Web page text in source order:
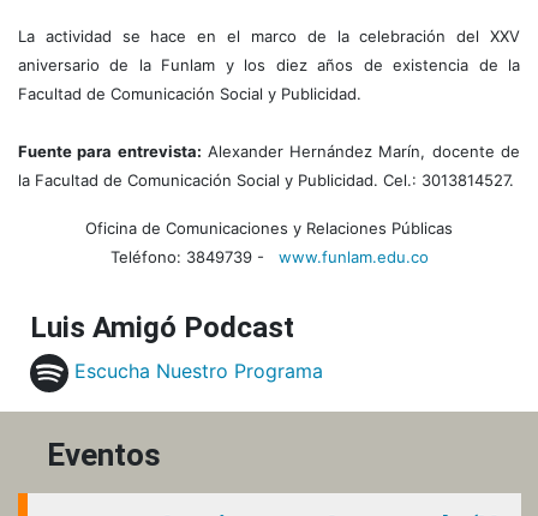
La actividad se hace en el marco de la celebración del XXV
aniversario de la Funlam y los diez años de existencia de la
Facultad de Comunicación Social y Publicidad.
Fuente para entrevista: Alexander Hernández Marín, docente de
la Facultad de Comunicación Social y Publicidad. Cel.: 3013814527.
Oficina de Comunicaciones y Relaciones Públicas
Teléfono: 3849739 -
www.funlam.edu.co
Luis Amigó Podcast
Escucha Nuestro Programa
Eventos